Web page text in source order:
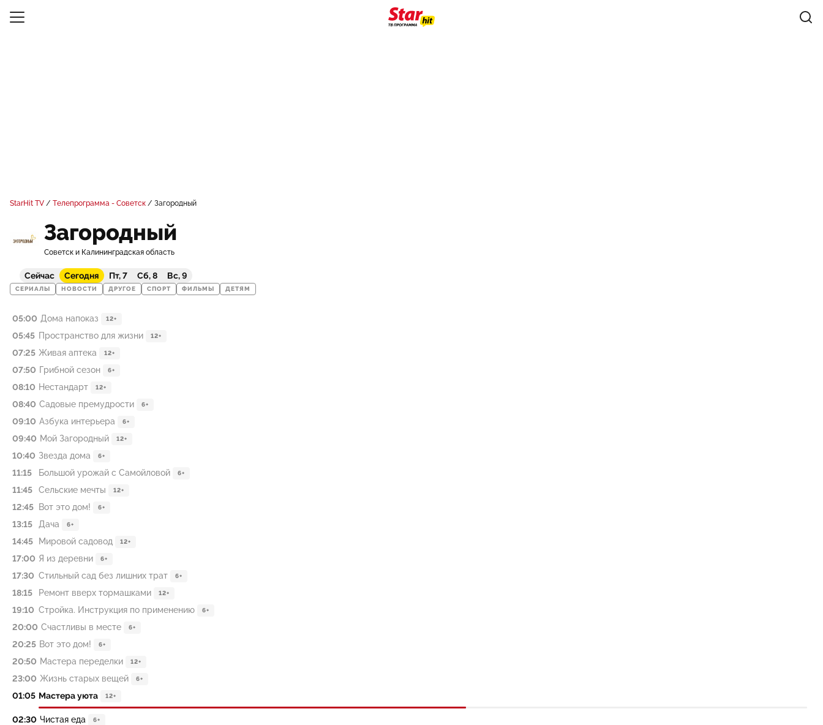
StarHit TV Телепрограмма - Советск Загородный
Загородный
Советск и Калининградская область
Сейчас Сегодня Пт, 7 Сб, 8 Вс, 9
СЕРИАЛЫ НОВОСТИ ДРУГОЕ СПОРТ ФИЛЬМЫ ДЕТЯМ
05:00 Дома напоказ 12+
05:45 Пространство для жизни 12+
07:25 Живая аптека 12+
07:50 Грибной сезон 6+
08:10 Нестандарт 12+
08:40 Садовые премудрости 6+
09:10 Азбука интерьера 6+
09:40 Мой Загородный 12+
10:40 Звезда дома 6+
11:15 Большой урожай с Самойловой 6+
11:45 Сельские мечты 12+
12:45 Вот это дом! 6+
13:15 Дача 6+
14:45 Мировой садовод 12+
17:00 Я из деревни 6+
17:30 Стильный сад без лишних трат 6+
18:15 Ремонт вверх тормашками 12+
19:10 Стройка. Инструкция по применению 6+
20:00 Счастливы в месте 6+
20:25 Вот это дом! 6+
20:50 Мастера переделки 12+
23:00 Жизнь старых вещей 6+
01:05 Мастера уюта 12+
02:30 Чистая еда 6+